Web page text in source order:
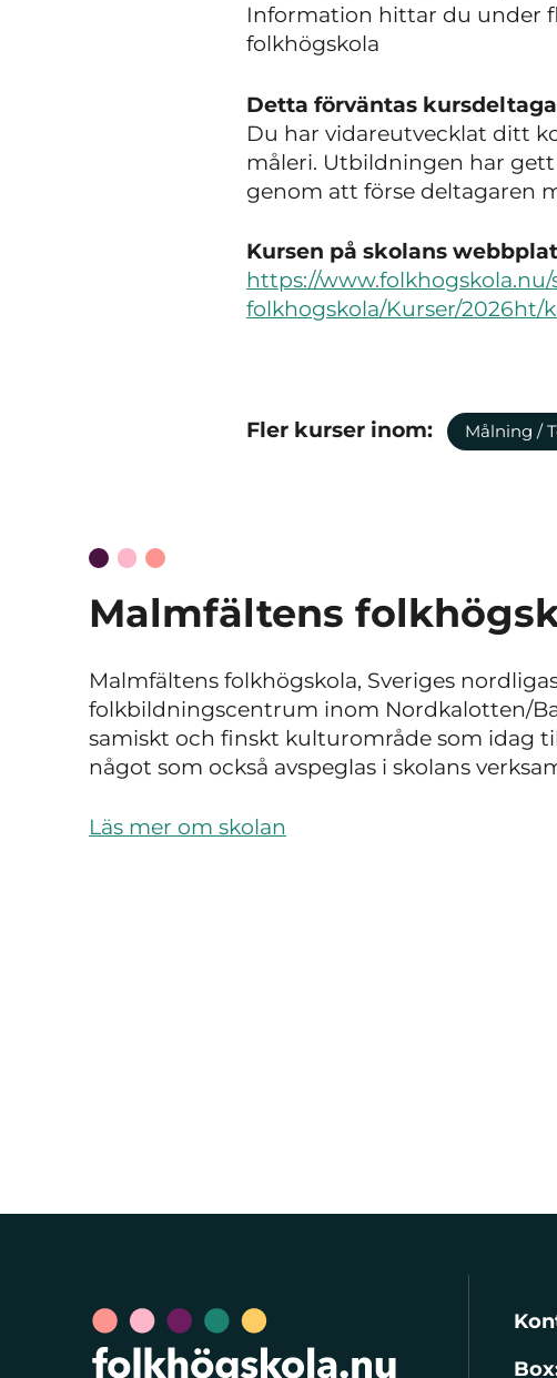
Information hittar du under
folkhögskola
Detta förväntas
Du har vidareutvecklat ditt
måleri. Utbildningen har
genom att förse deltagaren
Kursen på skolans
https://
folkhogskola/Kurser/
Fler kurser inom: Målning /
Malmfältens
Malmfältens folkhögskola, Sveriges
folkbildningscentrum inom Nordkalotten/
samiskt och finskt kulturområde som idag
något som också avspeglas i skolans
Läs mer om skolan